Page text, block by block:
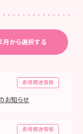
月から選択する
劇場関連情報
お知らせ
劇場関連情報